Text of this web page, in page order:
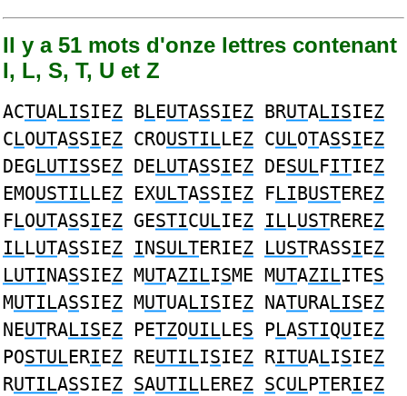
Il y a 51 mots d'onze lettres contenant
I, L, S, T, U et Z
ACTUALISIEZ BLEUTASSIEZ BRUTALISIEZ
CLOUTASSIEZ CROUSTILLEZ CULOTASSIEZ
DEGLUTISSEZ DELUTASSIEZ DESULFITIEZ
EMOUSTILLEZ EXULTASSIEZ FLIBUSTEREZ
FLOUTASSIEZ GESTICULIEZ ILLUSTREREZ
ILLUTASSIEZ INSULTERIEZ LUSTRASSIEZ
LUTINASSIEZ MUTAZILISME MUTAZILITES
MUTILASSIEZ MUTUALISIEZ NATURALISEZ
NEUTRALISEZ PETZOUILLES PLASTIQUIEZ
POSTULERIEZ REUTILISIEZ RITUALISIEZ
RUTILASSIEZ SAUTILLEREZ SCULPTERIEZ